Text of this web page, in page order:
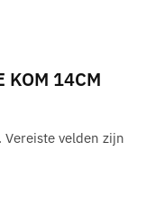
KOM 14CM
Vereiste velden zijn